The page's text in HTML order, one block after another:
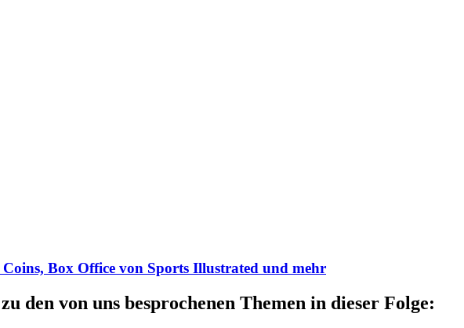
Coins, Box Office von Sports Illustrated und mehr
den von uns besprochenen Themen in dieser Folge: